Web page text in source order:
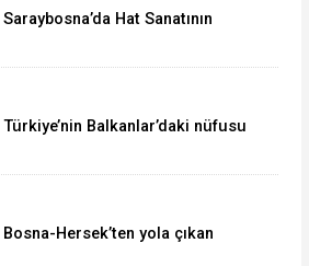
Saraybosna’da Hat Sanatının
Türkiye’nin Balkanlar’daki nüfusu
Bosna-Hersek’ten yola çıkan